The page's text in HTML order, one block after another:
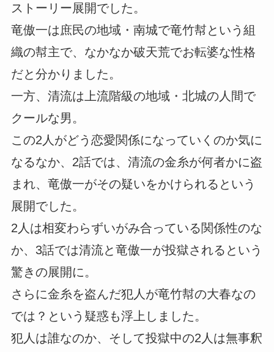
ストーリー展開でした。
竜傲一は庶民の地域・南城で竜竹幇という組
織の幇主で、なかなか破天荒でお転婆な性格
だと分かりました。
一方、清流は上流階級の地域・北城の人間で
クールな男。
この2人がどう恋愛関係になっていくのか気に
なるなか、2話では、清流の金糸が何者かに盗
まれ、竜傲一がその疑いをかけられるという
展開でした。
2人は相変わらずいがみ合っている関係性のな
か、3話では清流と竜傲一が投獄されるという
驚きの展開に。
さらに金糸を盗んだ犯人が竜竹幇の大春なの
では？という疑惑も浮上しました。
犯人は誰なのか、そして投獄中の2人は無事釈